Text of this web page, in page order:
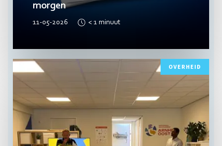
morgen
11-05-2026 < 1 minuut
OVERHEID
Lees
meer